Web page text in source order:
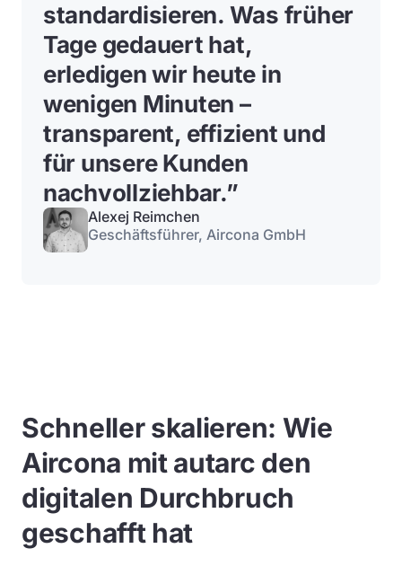
standardisieren. Was früher
Tage gedauert hat,
erledigen wir heute in
wenigen Minuten –
transparent, effizient und
für unsere Kunden
nachvollziehbar.”
Alexej Reimchen
Geschäftsführer, Aircona GmbH
Schneller skalieren: Wie
Aircona mit autarc den
digitalen Durchbruch
geschafft hat